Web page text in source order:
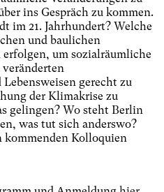
ins Gespräch zu kommen.
im 21. Jahrhundert? Welche
und baulichen
um sozialräumliche
gerecht zu
der Klimakrise zu
gelingen? Wo steht Berlin
was tut sich anderswo?
kommenden Kolloquien